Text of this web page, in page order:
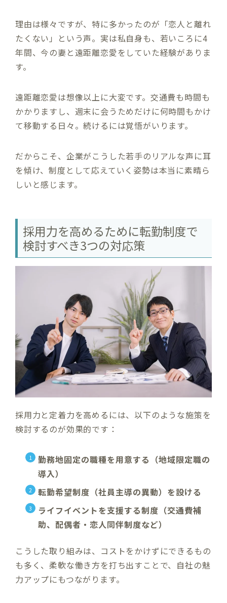
理由は様々ですが、特に多かったのが「恋人と離れ
たくない」という声。実は私自身も、若いころに4
年間、今の妻と遠距離恋愛をしていた経験がありま
す。
遠距離恋愛は想像以上に大変です。交通費も時間も
かかりますし、週末に会うためだけに何時間もかけ
て移動する日々。続けるには覚悟がいります。
だからこそ、企業がこうした若手のリアルな声に耳
を傾け、制度として応えていく姿勢は本当に素晴ら
しいと感じます。
採用力を高めるために転勤制度で
検討すべき3つの対応策
採用力と定着力を高めるには、以下のような施策を
検討するのが効果的です：
勤務地固定の職種を用意する（地域限定職の
導入）
転勤希望制度（社員主導の異動）を設ける
ライフイベントを支援する制度（交通費補
助、配偶者・恋人同伴制度など）
こうした取り組みは、コストをかけずにできるもの
も多く、柔軟な働き方を打ち出すことで、自社の魅
力アップにもつながります。